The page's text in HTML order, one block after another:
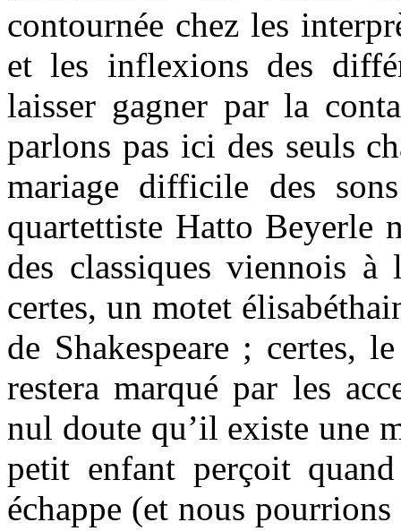
contournée chez les
et les inflexions des
laisser gagner par la
parlons pas ici des seuls
mariage difficile des
quartettiste Hatto Beyerle
des classiques viennois
certes, un motet
de Shakespeare ; certes,
restera marqué par les
nul doute qu’il existe une
petit enfant perçoit
échappe (et nous